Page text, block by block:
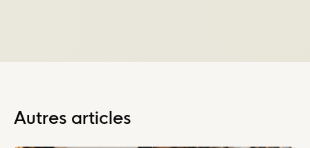
Autres articles